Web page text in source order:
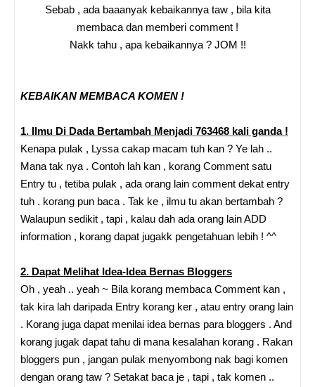
Sebab , ada baaanyak kebaikannya taw , bila kita
membaca dan memberi comment !
Nakk tahu , apa kebaikannya ? JOM !!
KEBAIKAN MEMBACA KOMEN !
1. Ilmu Di Dada Bertambah Menjadi 763468 kali ganda !
Kenapa pulak , Lyssa cakap macam tuh kan ? Ye lah ..
Mana tak nya . Contoh lah kan , korang Comment satu
Entry tu , tetiba pulak , ada orang lain comment dekat entry
tuh . korang pun baca . Tak ke , ilmu tu akan bertambah ?
Walaupun sedikit , tapi , kalau dah ada orang lain ADD
information , korang dapat jugakk pengetahuan lebih ! ^^
2. Dapat Melihat Idea-Idea Bernas Bloggers
Oh , yeah .. yeah ~ Bila korang membaca Comment kan ,
tak kira lah daripada Entry korang ker , atau entry orang lain
. Korang juga dapat menilai idea bernas para bloggers . And
korang jugak dapat tahu di mana kesalahan korang . Rakan
bloggers pun , jangan pulak menyombong nak bagi komen
dengan orang taw ? Setakat baca je , tapi , tak komen ..